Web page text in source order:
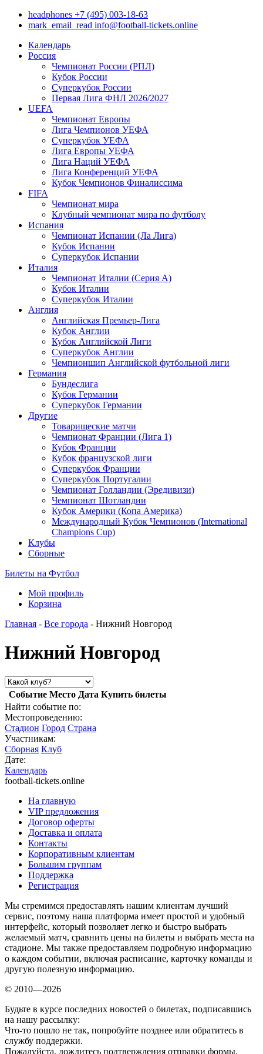
headphones +7 (495) 003-18-63
mark_email_read info@football-tickets.online
Календарь
Россия
Чемпионат России (РПЛ)
Кубок России
Суперкубок России
Первая Лига ФНЛ 2026/2027
UEFA
Чемпионат Европы
Лига Чемпионов УЕФА
Суперкубок УЕФА
Лига Европы УЕФА
Лига Наций УЕФА
Лига Конференций УЕФА
Кубок Чемпионов Финалиссима
FIFA
Чемпионат мира
Клубный чемпионат мира по футболу
Испания
Чемпионат Испании (Ла Лига)
Кубок Испании
Суперкубок Испании
Италия
Чемпионат Италии (Серия А)
Кубок Италии
Суперкубок Италии
Англия
Английская Премьер-Лига
Кубок Англии
Кубок Английской Лиги
Суперкубок Англии
Чемпионшип Английской футбольной лиги
Германия
Бундеслига
Кубок Германии
Суперкубок Германии
Другие
Товарищеские матчи
Чемпионат Франции (Лига 1)
Кубок Франции
Кубок французской лиги
Суперкубок Франции
Суперкубок Португалии
Чемпионат Голландии (Эредивизи)
Чемпионат Шотландии
Кубок Америки (Копа Америка)
Международный Кубок Чемпионов (International
Champions Cup)
Клубы
Сборные
Билеты на Футбол
Мой профиль
Корзина
Главная - Все города - Нижний Новгород
Нижний Новгород
Событие Место Дата Купить билеты
Найти событие по:
Местопроведению:
Стадион Город Страна
Участникам:
Сборная Клуб
Дате:
Календарь
football-tickets.online
На главную
VIP предложения
Договор оферты
Доставка и оплата
Контакты
Корпоративным клиентам
Большим группам
Поддержка
Регистрация
Мы стремимся предоставлять нашим клиентам лучший
сервис, поэтому наша платформа имеет простой и удобный
интерфейс, который позволяет легко и быстро выбрать
желаемый матч, сравнить цены на билеты и выбрать места на
стадионе. Мы также предоставляем подробную информацию
о каждом событии, включая расписание, карточку команды и
другую полезную информацию.
© 2010—2026
Будьте в курсе последних новостей о билетах, подписавшись
на нашу рассылку:
Что-то пошло не так, попробуйте позднее или обратитесь в
службу поддержки.
Пожалуйста, дождитесь подтверждения отправки формы.